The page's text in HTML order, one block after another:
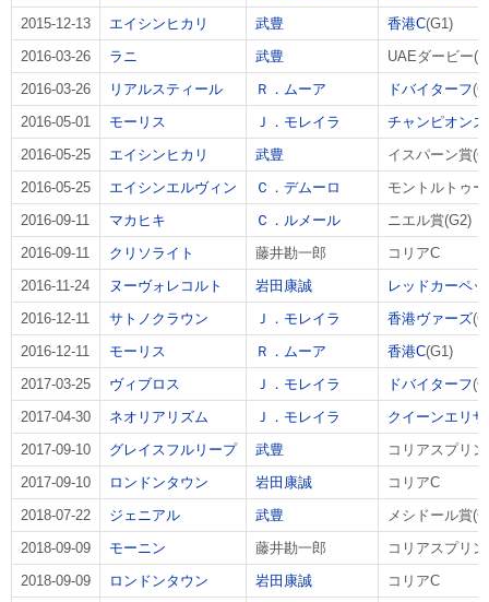
2015-12-13
エイシンヒカリ 武豊 香港C(G1)
2016-03-26
ラニ 武豊
UAEダービー
2016-03-26
リアルスティール Ｒ．ムーア ドバイターフ
2016-05-01
モーリス Ｊ．モレイラ
チャンピオン
2016-05-25
エイシンヒカリ 武豊
イスパーン賞
2016-05-25
エイシンエルヴィン Ｃ．デムーロ
モントルトゥ
2016-09-11
マカヒキ Ｃ．ルメール
ニエル賞(G2)
2016-09-11
クリソライト 藤井勘一郎
コリアC
2016-11-24
ヌーヴォレコルト 岩田康誠
レッドカーペ
2016-12-11
サトノクラウン Ｊ．モレイラ 香港ヴァーズ
2016-12-11
モーリス Ｒ．ムーア 香港C(G1)
2017-03-25
ヴィブロス Ｊ．モレイラ ドバイターフ
2017-04-30
ネオリアリズム Ｊ．モレイラ
クイーンエリ
2017-09-10
グレイスフルリープ 武豊
コリアスプリ
2017-09-10
ロンドンタウン 岩田康誠
コリアC
2018-07-22
ジェニアル 武豊
メシドール賞
2018-09-09
モーニン 藤井勘一郎
コリアスプリ
2018-09-09
ロンドンタウン 岩田康誠 コリアC